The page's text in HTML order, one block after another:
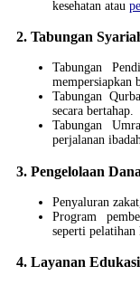
kesehatan atau
2. Tabungan
Tabungan
mempersiapkan
Tabungan
secara bertahap.
Tabungan
perjalanan
3. Pengelolaan
Penyaluran
Program
seperti pelatihan
4. Layanan